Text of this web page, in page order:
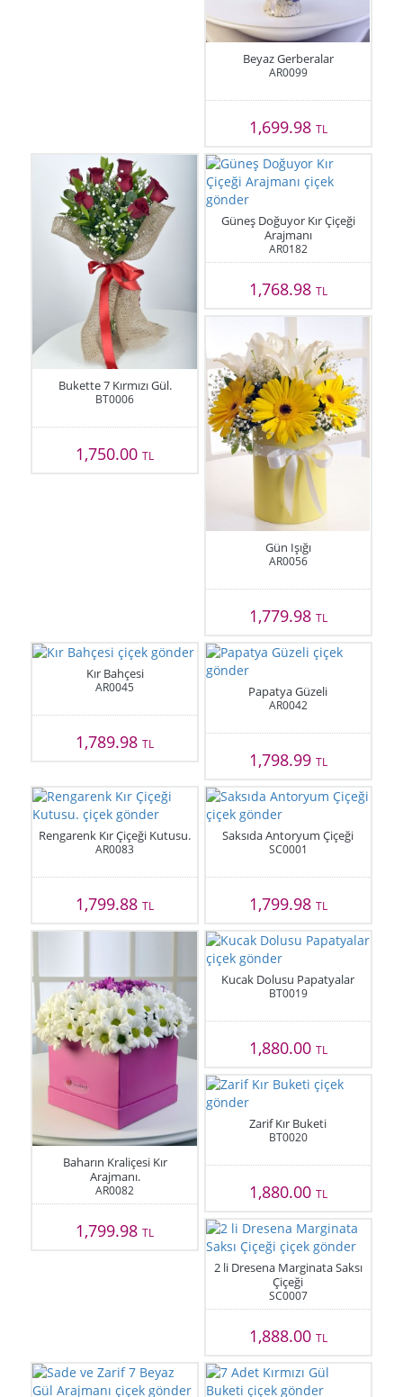
Beyaz Gerberalar
AR0099
1,699.98 TL
Bukette 7 Kırmızı Gül.
BT0006
1,750.00TL
Güneş Doğuyor Kır Çiçeği
Arajmanı
AR0182
1,768.98 TL
Gün Işığı
AR0056
1,779.98 TL
Kır Bahçesi
AR0045
1,789.98TL
Papatya Güzeli
AR0042
1,798.99 TL
Rengarenk Kır Çiçeği Kutusu.
AR0083
1,799.88TL
Saksıda Antoryum Çiçeği
SC0001
1,799.98 TL
Baharın Kraliçesi Kır
Arajmanı.
AR0082
1,799.98TL
Kucak Dolusu Papatyalar
BT0019
1,880.00 TL
Zarif Kır Buketi
BT0020
1,880.00 TL
2 li Dresena Marginata Saksı
Çiçeği
SC0007
1,888.00 TL